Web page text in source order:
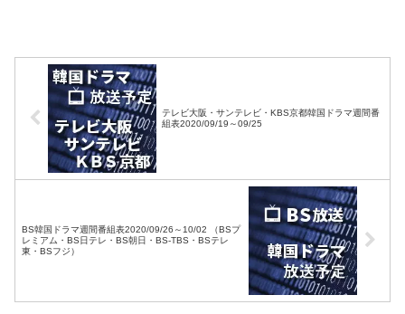
テレビ大阪・サンテレビ・KBS京都韓国ドラマ週間番
組表2020/09/19～09/25
BS韓国ドラマ週間番組表2020/09/26～10/02 （BSプ
レミアム・BS日テレ・BS朝日・BS-TBS・BSテレ
東・BSフジ）